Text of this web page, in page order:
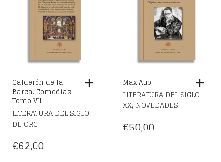
Calderón de la
Barca. Comedias.
Tomo VII
LITERATURA DEL SIGLO
DE ORO
€62,00
Max Aub
LITERATURA DEL SIGLO
XX, NOVEDADES
€50,00